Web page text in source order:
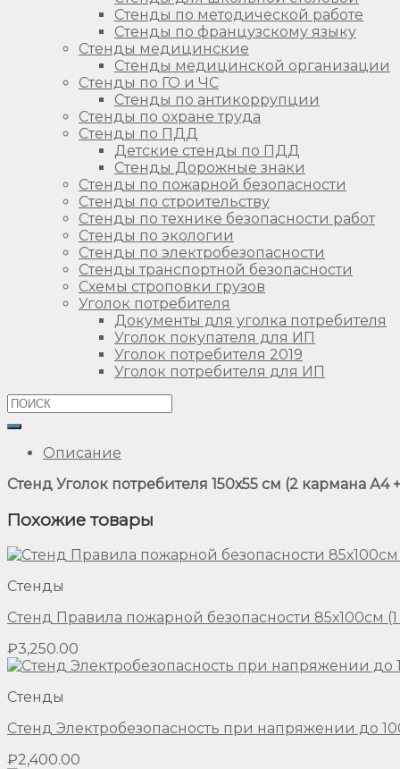
Стенды по методической работе
Стенды по французскому языку
Стенды медицинские
Стенды медицинской организации
Стенды по ГО и ЧС
Стенды по антикоррупции
Стенды по охране труда
Стенды по ПДД
Детские стенды по ПДД
Стенды Дорожные знаки
Стенды по пожарной безопасности
Стенды по строительству
Стенды по технике безопасности работ
Стенды по экологии
Стенды по электробезопасности
Стенды транспортной безопасности
Схемы строповки грузов
Уголок потребителя
Документы для уголка потребителя
Уголок покупателя для ИП
Уголок потребителя 2019
Уголок потребителя для ИП
Описание
Стенд Уголок потребителя 150х55 см (2 кармана А4
Похожие товары
Стенды
Стенд Правила пожарной безопасности 85х100см
₽3,250.00
Стенды
Стенд Электробезопасность при напряжении до
₽2,400.00